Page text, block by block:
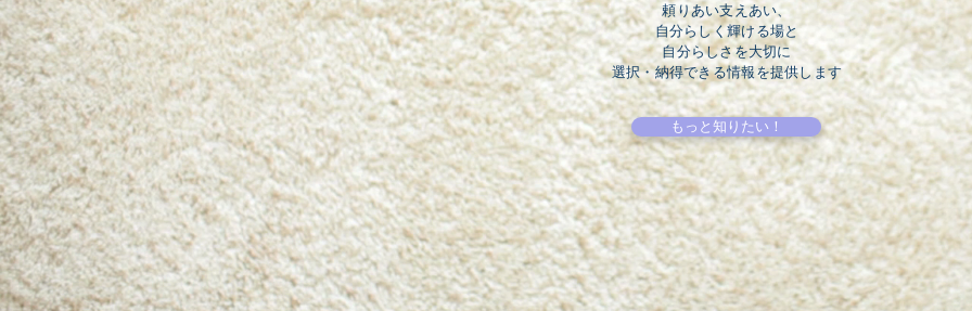
頼りあい支えあい、
自分らしく輝ける場と
自分らしさを大切に
選択・納得できる情報を提供します
もっと知りたい！